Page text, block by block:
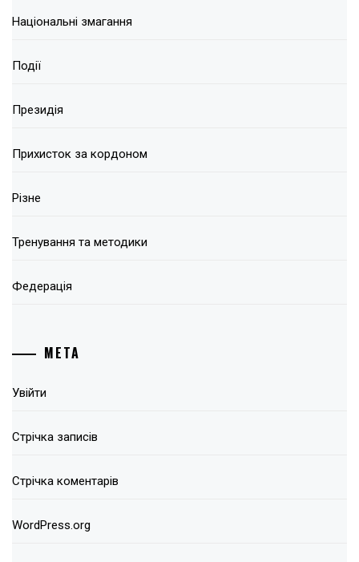
Національні змагання
Події
Президія
Прихисток за кордоном
Різне
Тренування та методики
Федерація
МЕТА
Увійти
Стрічка записів
Стрічка коментарів
WordPress.org